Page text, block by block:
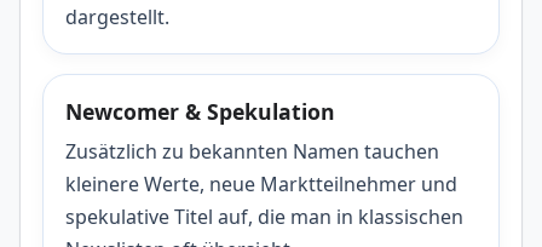
dargestellt.
Newcomer & Spekulation
Zusätzlich zu bekannten Namen tauchen
kleinere Werte, neue Marktteilnehmer und
spekulative Titel auf, die man in klassischen